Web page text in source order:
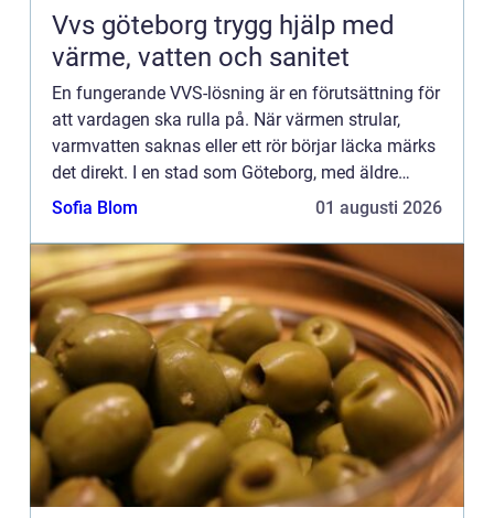
Vvs göteborg trygg hjälp med
värme, vatten och sanitet
En fungerande VVS-lösning är en förutsättning för
att vardagen ska rulla på. När värmen strular,
varmvatten saknas eller ett rör börjar läcka märks
det direkt. I en stad som Göteborg, med äldre
landshövdingehus, moderna nybyggen och allt
Sofia Blom 01 augusti 2026